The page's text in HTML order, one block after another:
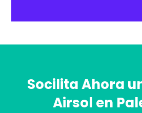
Socilita Ahora
Airsol en